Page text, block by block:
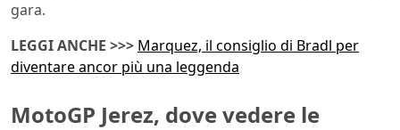
gara.
LEGGI ANCHE >>> Marquez, il consiglio di Bradl per
diventare ancor più una leggenda
MotoGP Jerez, dove vedere le